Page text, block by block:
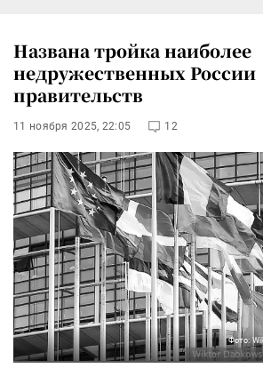
Названа тройка наиболее
недружественных России
правительств
11 ноября 2025, 22:05 12
Фото: